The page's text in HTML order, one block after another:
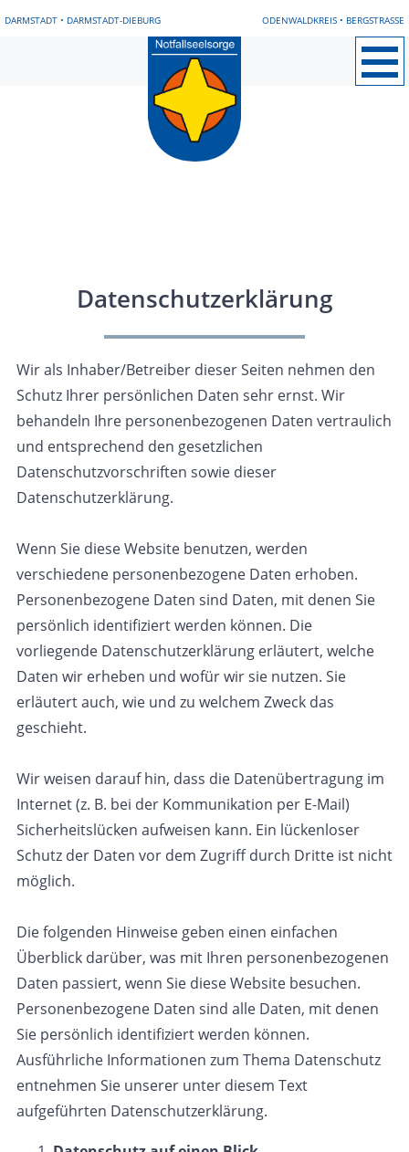
DARMSTADT • DARMSTADT-DIEBURG ODENWALDKREIS • BERGSTRASSE
Neues/Blog
Notfallseelsorge vor Ort
Einsatznachsorge
Mit-machen
Mit-helfen
Datenschutzerklärung
Wir als Inhaber/Betreiber dieser Seiten nehmen den
Schutz Ihrer persönlichen Daten sehr ernst. Wir
behandeln Ihre personenbezogenen Daten vertraulich
und entsprechend den gesetzlichen
Datenschutzvorschriften sowie dieser
Datenschutzerklärung.
Wenn Sie diese Website benutzen, werden
verschiedene personenbezogene Daten erhoben.
Personenbezogene Daten sind Daten, mit denen Sie
persönlich identifiziert werden können. Die
vorliegende Datenschutzerklärung erläutert, welche
Daten wir erheben und wofür wir sie nutzen. Sie
erläutert auch, wie und zu welchem Zweck das
geschieht.
Wir weisen darauf hin, dass die Datenübertragung im
Internet (z. B. bei der Kommunikation per E-Mail)
Sicherheitslücken aufweisen kann. Ein lückenloser
Schutz der Daten vor dem Zugriff durch Dritte ist nicht
möglich.
Die folgenden Hinweise geben einen einfachen
Überblick darüber, was mit Ihren personenbezogenen
Daten passiert, wenn Sie diese Website besuchen.
Personenbezogene Daten sind alle Daten, mit denen
Sie persönlich identifiziert werden können.
Ausführliche Informationen zum Thema Datenschutz
entnehmen Sie unserer unter diesem Text
aufgeführten Datenschutzerklärung.